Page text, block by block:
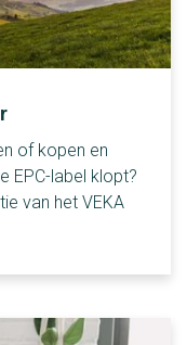
of kopen en
EPC-label klopt?
van het VEKA